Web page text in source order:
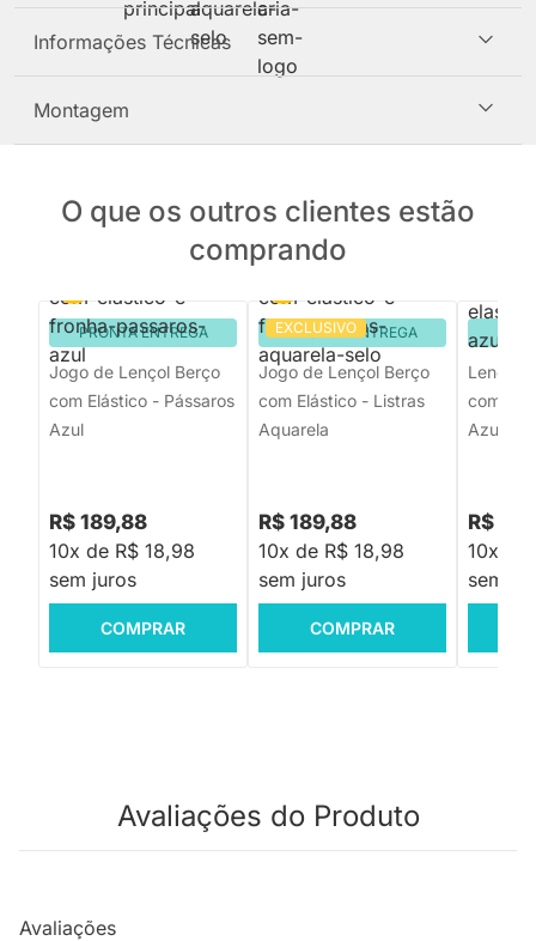
Informações Técnicas
Montagem
O que os outros clientes estão
comprando
PRONTA ENTREGA
Jogo de Lençol Berço
com Elástico - Pássaros
Azul
R$ 189,88
10x de R$ 18,98
sem juros
COMPRAR
EXCLUSIVO
PRONTA ENTREGA
Jogo de Lençol Berço
com Elástico - Listras
Aquarela
R$ 189,88
10x de R$ 18,98
sem juros
COMPRAR
Lençol
com
Azul
R$
10x de
sem
Avaliações do Produto
Avaliações